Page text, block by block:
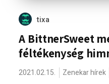
tixa
A BittnerSweet
féltékenység
2021.02.15. Zenekar hírek